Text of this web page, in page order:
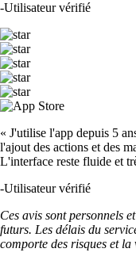
-Utilisateur vérifié
« J'utilise l'app depuis 5
l'ajout des actions et des
L'interface reste fluide et
-Utilisateur vérifié
Ces avis sont personnels
futurs. Les délais du
comporte des risques et